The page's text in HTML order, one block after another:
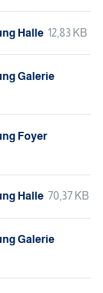
Halle 12,83 KB
Galerie
Foyer
Halle 70,37 KB
Galerie